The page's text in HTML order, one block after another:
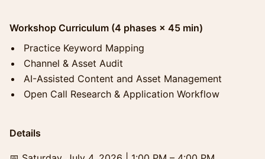
Workshop Curriculum (4 phases × 45 min)
Practice Keyword Mapping
Channel & Asset Audit
AI-Assisted Content and Asset Management
Open Call Research & Application Workflow
Details